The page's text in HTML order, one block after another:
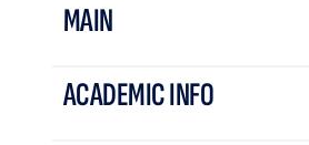
MAIN
ACADEMIC INFO